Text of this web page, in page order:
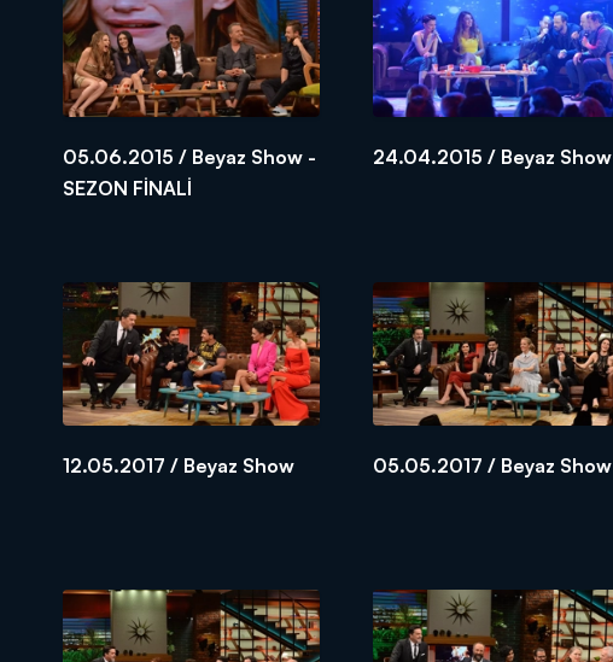
05.06.2015 / Beyaz Show -
SEZON FİNALİ
24.04.2015 / Beyaz Show
12.05.2017 / Beyaz Show 05.05.2017 / Beyaz Show